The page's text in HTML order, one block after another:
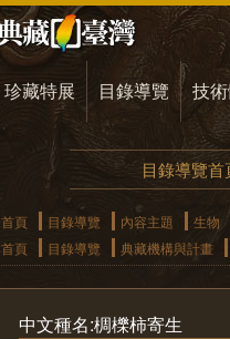
珍藏特展 目錄導覽 技
目錄導覽首
首頁 目錄導覽 內容主題 生物
首頁
目錄導覽 典藏機構與計畫
中文種名:椆櫟柿寄生